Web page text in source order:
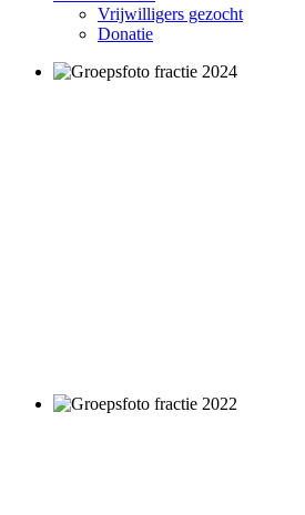
Vrijwilligers gezocht
Donatie